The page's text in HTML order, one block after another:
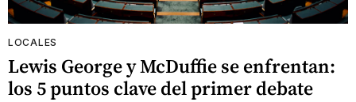
LOCALES
Lewis George y McDuffie se enfrentan:
los 5 puntos clave del primer debate